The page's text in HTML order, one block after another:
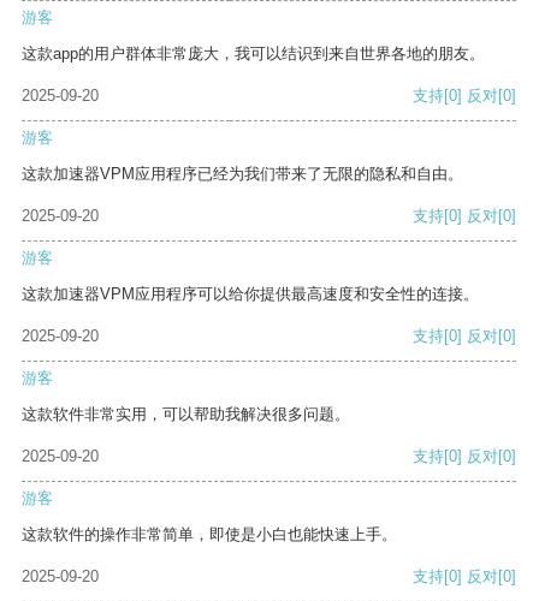
游客
这款app的用户群体非常庞大，我可以结识到来自世界各地的朋友。
2025-09-20 支持[0] 反对[0]
游客
这款加速器VPM应用程序已经为我们带来了无限的隐私和自由。
2025-09-20 支持[0] 反对[0]
游客
这款加速器VPM应用程序可以给你提供最高速度和安全性的连接。
2025-09-20 支持[0] 反对[0]
游客
这款软件非常实用，可以帮助我解决很多问题。
2025-09-20 支持[0] 反对[0]
游客
这款软件的操作非常简单，即使是小白也能快速上手。
2025-09-20 支持[0] 反对[0]